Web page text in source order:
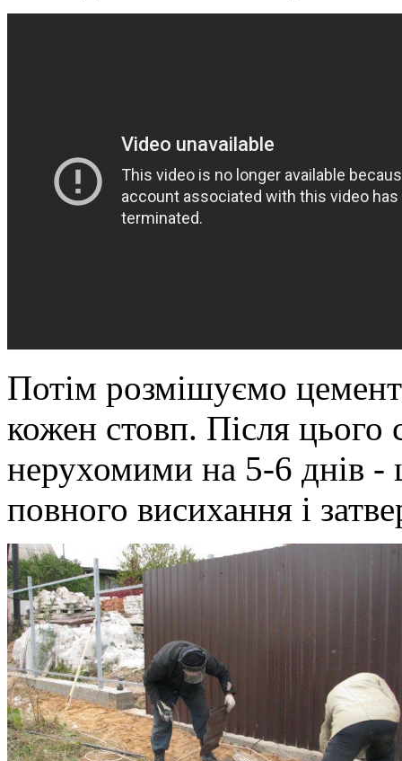
Потім розмішуємо
кожен стовп. Після цього
нерухомими на 5-6 днів -
повного висихання і